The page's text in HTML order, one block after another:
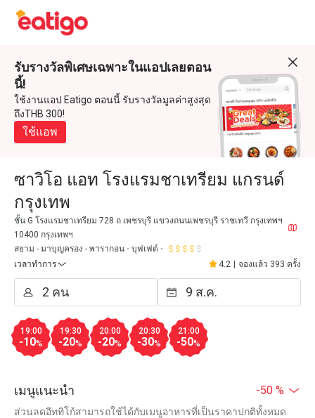
รับรางวัลพิเศษเฉพาะในแอปเลยตอน
นี้!
ใช้งานแอป Eatigo ตอนนี้ รับรางวัลมูลค่าสูงสุด
ถึงTHB 300!
ใช้แอพ
ซาวิโอ แอท โรงแรมชาเทรียม แกรนด์
กรุงเทพ
ชั้น G โรงแรมชาเทรียม 728 ถ.เพชรบุรี แขวงถนนเพชรบุรี ราชเทวี กรุงเทพฯ
10400 กรุงเทพฯ
สยาม - มาบุญครอง - พารากอน
บุฟเฟต์
เวลาทำการ
4.2 จองแล้ว 393 ครั้ง
19:00
-10%
19:30
-20%
20:00
-20%
20:30
-30%
21:00
-50%
เมนูแนะนำ -50 %
ส่วนลดอีททิโก้สามารถใช้ได้กับเมนูอาหารที่เป็นราคาปกติทั้งหมด